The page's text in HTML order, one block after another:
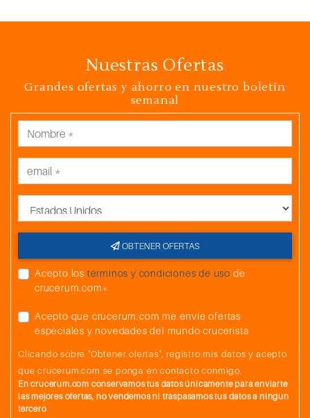
Nuestras Ofertas
Grandes ofertas y ahorro en nuestro boletín
semanal
OBTENER OFERTAS
Acepto los términos y condiciones de uso de
crucerum.com*
Acepto que crucerum.com me envíe ofertas
especiales y novedades del mundo crucerista
Clicando sobre "Obtener ofertas", registro mis datos y acepto
que crucerum.com se ponga en contacto conmigo.
En crucerum.com conservamos tus datos únicamente para enviarte
las mejores ofertas, no vendemos ni traspasamos tus datos a ningun
tercero